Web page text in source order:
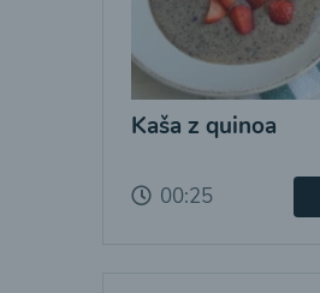
Kaša z quinoa
00:25